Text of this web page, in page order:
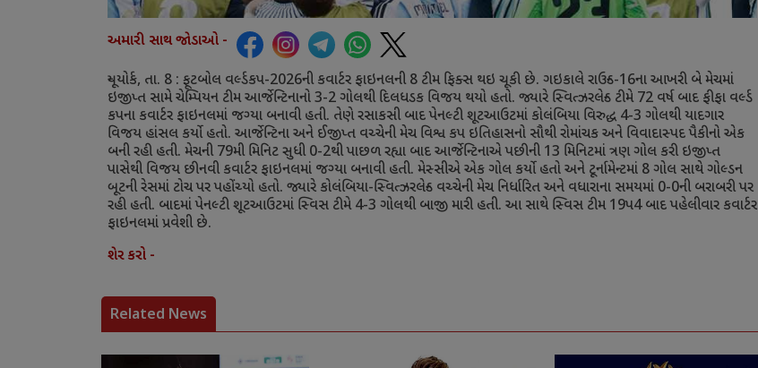
અમારી સાથ જોડાઓ -
ન્યૂયોર્ક, તા. 8 : ફૂટબોલ વર્લ્ડકપ-2026ની કવાર્ટર ફાઇનલની8 ટીમ ફિક્સ થઇ ચૂકી છે. ગઇકાલે રાઉન્ડ-16ના આખરી બે મેચમાં
ઇજીપ્ત સામે ચેમ્પિયન ટીમ આર્જેન્ટિનાનો3-2ગોલથી દિલધડક વિજય થયો હતો. જ્યારે સ્વિત્ઝરલેન્ડ ટીમે72 વર્ષ બાદ ફીફા વર્લ્ડ
કપના કવાર્ટર ફાઇનલમાં જગ્યા બનાવી હતી. તેણે રસાકસી બાદ પેનલ્ટી શૂટઆઉટમાં કોલંબિયા વિરુદ્ધ 4-3 ગોલથી યાદગાર
વિજય હાંસલ કર્યો હતો. આર્જેન્ટિના અને ઈજીપ્ત વચ્ચેની મેચ વિશ્વ કપ ઇતિહાસનો સૌથી રોમાંચક અને વિવાદાસ્પદ પૈકીનો એક
બની રહી હતી. મેચની79મી મિનિટ સુધી0-2થી પાછળ રહ્યા બાદ આર્જેન્ટિનાએ પછીની13 મિનિટમાં ત્રણ ગોલ કરી ઇજીપ્ત
પાસેથી વિજય છીનવી કવાર્ટર ફાઇનલમાં જગ્યા બનાવી હતી. મેસ્સીએ એક ગોલ કર્યો હતો અને ટૂર્નામેન્ટમાં 8ગોલ સાથે ગોલ્ડન
બૂટની રેસમાં ટોચ પર પહોંચ્યો હતો. જ્યારે કોલંબિયા-સ્વિત્ઝરલેન્ડ વચ્ચેની મેચ નિર્ધારિત અને વધારાના સમયમાં 0-0ની બરાબરી પર
રહી હતી. બાદમાં પેનલ્ટી શૂટઆઉટમાં સ્વિસ ટીમે4-3 ગોલથી બાજી મારી હતી. આ સાથે સ્વિસ ટીમ19પ4બાદ પહેલીવાર કવાર્ટર
ફાઇનલમાં પ્રવેશી છે.
શેર કરો -
Related News